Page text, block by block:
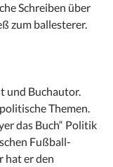
Schreiben über
zum ballesterer.
und Buchautor.
Themen.
das Buch“ Politik
Fußball-
hat er den